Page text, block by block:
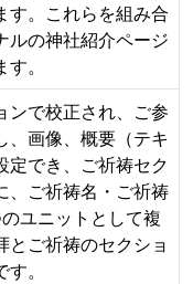
す。これらを組み合
ルの神社紹介ページ
。
ンで校正され、ご参
、画像、概要（テキ
定でき、ご祈祷セク
、ご祈祷名・ご祈祷
ユニットとして複
とご祈祷のセクショ
。